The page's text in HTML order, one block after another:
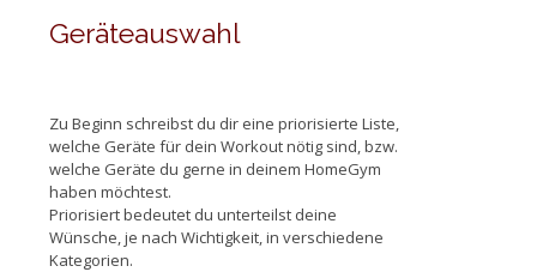
Geräteauswahl
Zu Beginn schreibst du dir eine priorisierte Liste,
welche Geräte für dein Workout nötig sind, bzw.
welche Geräte du gerne in deinem HomeGym
haben möchtest.
Priorisiert bedeutet du unterteilst deine
Wünsche, je nach Wichtigkeit, in verschiedene
Kategorien.